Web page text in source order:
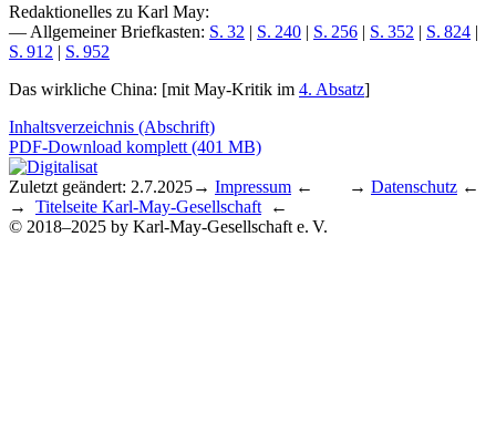
Redaktionelles zu Karl May:
— Allgemeiner Briefkasten: S. 32 | S. 240 | S. 256 | S. 352 | S. 824 |
S. 912 | S. 952
Das wirkliche China: [mit May-Kritik im 4. Absatz]
Inhaltsverzeichnis (Abschrift)
PDF-Download komplett (401 MB)
Zuletzt geändert: 2.7.2025→ Impressum ← → Datenschutz ←
→ Titelseite Karl-May-Gesellschaft ←
© 2018–2025 by Karl-May-Gesellschaft e. V.